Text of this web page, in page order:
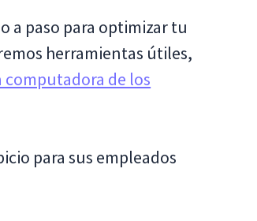
a paso para optimizar tu
herramientas útiles,
de los
para sus empleados